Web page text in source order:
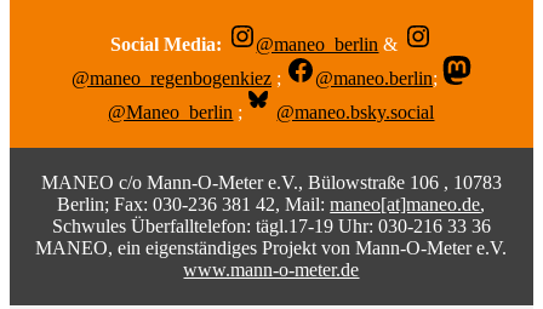
Social Media: @maneo_berlin &
@maneo_regenbogenkiez ; @maneo.berlin;
@Maneo_berlin ; @maneo.bsky.social
MANEO c/o Mann-O-Meter e.V., Bülowstraße 106 , 10783
Berlin; Fax: 030-236 381 42, Mail:maneo[at]maneo.de,
Schwules Überfalltelefon: tägl.17-19 Uhr: 030-216 33 36
MANEO, ein eigenständiges Projekt von Mann-O-Meter e.V.
www.mann-o-meter.de